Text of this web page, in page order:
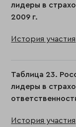
лидеры в
2009 г.
История участия
Таблица 23.
лидеры в
История участия